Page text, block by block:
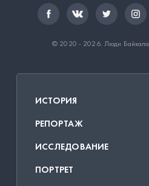
© 2020 - 2026. Люди Байкала
ИСТОРИЯ
РЕПОРТАЖ
ИССЛЕДОВАНИЕ
ПОРТРЕТ